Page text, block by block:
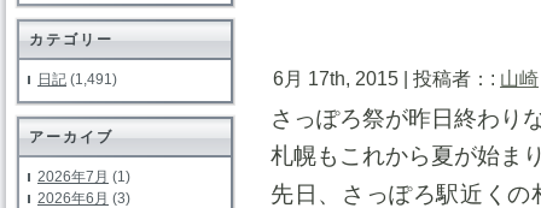
カテゴリー
日記 (1,491)
アーカイブ
2026年7月 (1)
2026年6月 (3)
6月 17th, 2015 | 投稿者：: 山崎
さっぽろ祭が昨日終わり
札幌もこれから夏が始ま
先日、さっぽろ駅近く